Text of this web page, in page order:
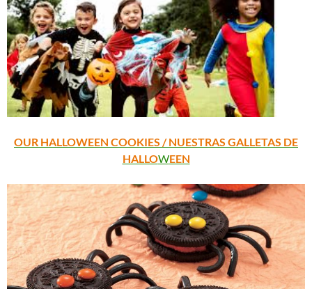
OUR HALLOWEEN COOKIES / NUESTRAS GALLETAS DE
HALLOWEEN